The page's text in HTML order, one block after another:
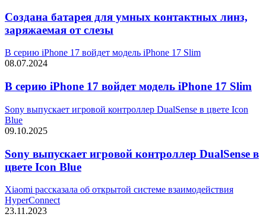
Создана батарея для умных контактных линз,
заряжаемая от слезы
В серию iPhone 17 войдет модель iPhone 17 Slim
08.07.2024
В серию iPhone 17 войдет модель iPhone 17 Slim
Sony выпускает игровой контроллер DualSense в цвете Icon
Blue
09.10.2025
Sony выпускает игровой контроллер DualSense в
цвете Icon Blue
Xiaomi рассказала об открытой системе взаимодействия
HyperConnect
23.11.2023